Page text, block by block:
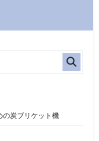
の炭ブリケット機